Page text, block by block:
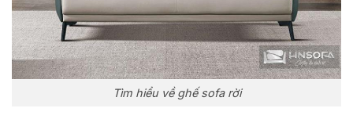
Tìm hiểu về ghế sofa rời